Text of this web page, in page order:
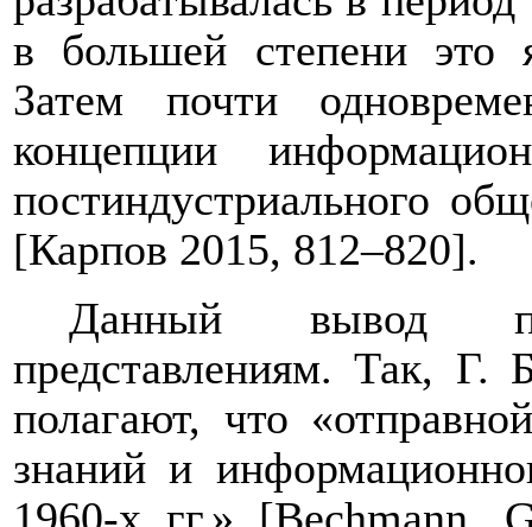
в большей степени это
Затем почти
концепции
постиндустриального
[Карпов 2015, 812–820].
Данный вывод
представлениям. Так,
полагают, что
знаний и